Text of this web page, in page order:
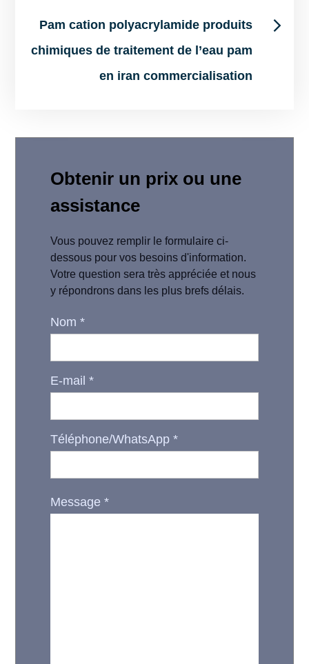
Pam cation polyacrylamide produits
chimiques de traitement de l’eau pam
en iran commercialisation
Obtenir un prix ou une
assistance
Vous pouvez remplir le formulaire ci-
dessous pour vos besoins d'information.
Votre question sera très appréciée et nous
y répondrons dans les plus brefs délais.
Nom*
E-mail*
Téléphone/WhatsApp*
Message*